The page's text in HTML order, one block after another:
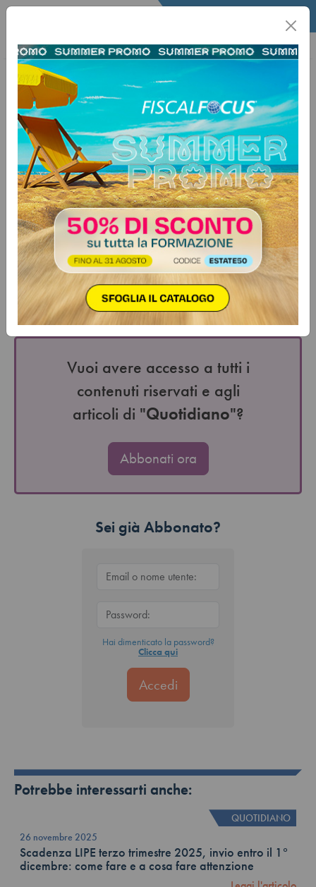
Home Quotidiano Il Quotidiano Articoli Fisco
7 giugno 2017
Categorie: Iva > Adempimenti
Comunicazione liquidazioni IVA:
sanzioni e ravvedimento operoso
Autore:Marco Baldin
L'articolo 21-bis, D.L. n. 78/2010, introdotto dall'articolo 4,
D.L. n. 193/2016 prevede che i soggetti passivi Iva
trasmettano, negli stessi termini e con le medesime modalità
previste per la "Comunicazione dei dati delle fatture
emesse e ricevute” una comunicazione dei dati contabili
riepilogativi…
Vuoi avere accesso a tutti i
contenuti riservati e agli
articoli di "Quotidiano"?
Abbonati ora
Sei già Abbonato?
Hai dimenticato la password?
Clicca qui
Potrebbe interessarti anche:
QUOTIDIANO
26 novembre 2025
Scadenza LIPE terzo trimestre 2025, invio entro il 1°
dicembre: come fare e a cosa fare attenzione